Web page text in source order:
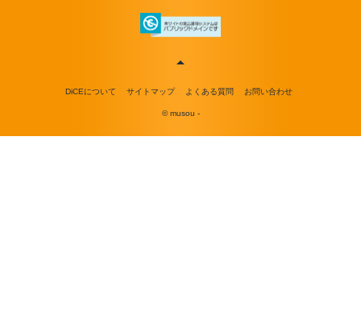
DiCEについて サイトマップ よくある質問 お問い合わせ
© musou -